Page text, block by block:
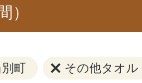
）
町 その他タオル